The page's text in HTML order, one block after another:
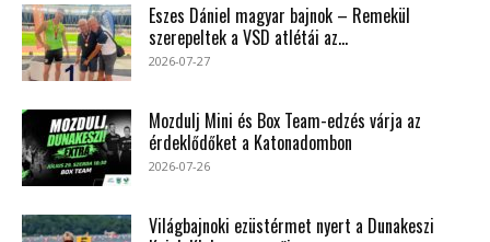
Eszes Dániel magyar bajnok – Remekül
szerepeltek a VSD atlétái az...
2026-07-27
Mozdulj Mini és Box Team-edzés várja az
érdeklődőket a Katonadombon
2026-07-26
Világbajnoki ezüstérmet nyert a Dunakeszi